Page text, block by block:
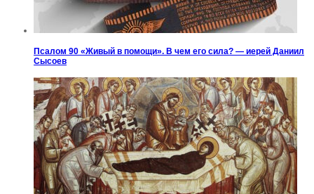
Псалом 90 «Живый в помощи». В чем его сила? — иерей Даниил
Сысоев